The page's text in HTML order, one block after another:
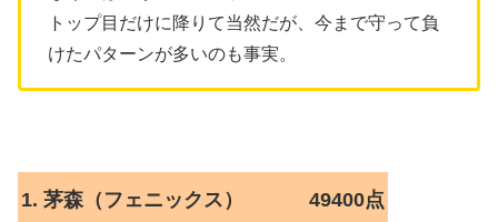
トップ目だけに降りて当然だが、今まで守って負
けたパターンが多いのも事実。
1. 茅森（フェニックス） 49400点